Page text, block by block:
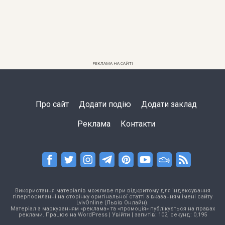
РЕКЛАМА НА САЙТІ
Про сайт Додати подію Додати заклад
Реклама Контакти
Використання матеріалів можливе при відкритому для індексування
гіперпосиланні на сторінку оригінальної статті з вказанням імені сайту
LvivOnline (Львів Онлайн).
Матеріал з маркуванням «реклама» та «промоція» публікується на правах
реклами. Працює на WordPress| Увійти | запитів: 102, секунд: 0,195